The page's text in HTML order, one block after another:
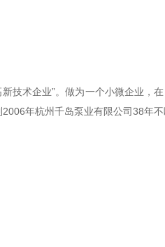
术企业”。做为一个小微企业，
年杭州千岛泵业有限公司38年不